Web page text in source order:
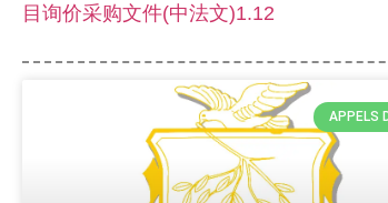
目询价采购文件(中法文)1.12
APPELS